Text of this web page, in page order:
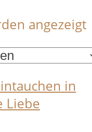
angezeigt